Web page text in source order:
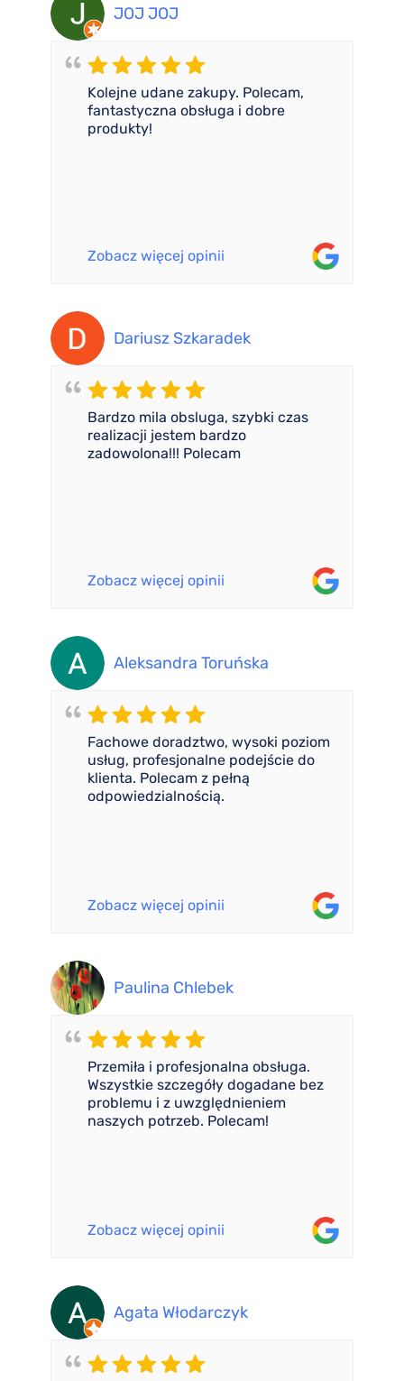
JOJ JOJ
Kolejne udane zakupy. Polecam,
fantastyczna obsługa i dobre
produkty!
Zobacz więcej opinii
Dariusz Szkaradek
Bardzo mila obsluga, szybki czas
realizacji jestem bardzo
zadowolona!!! Polecam
Zobacz więcej opinii
Aleksandra Toruńska
Fachowe doradztwo, wysoki poziom
usług, profesjonalne podejście do
klienta. Polecam z pełną
odpowiedzialnością.
Zobacz więcej opinii
Paulina Chlebek
Przemiła i profesjonalna obsługa.
Wszystkie szczegóły dogadane bez
problemu i z uwzględnieniem
naszych potrzeb. Polecam!
Zobacz więcej opinii
Agata Włodarczyk